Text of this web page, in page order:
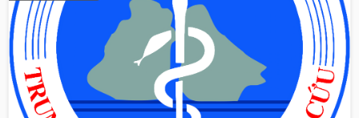
tỉnh Quảng Ninh.